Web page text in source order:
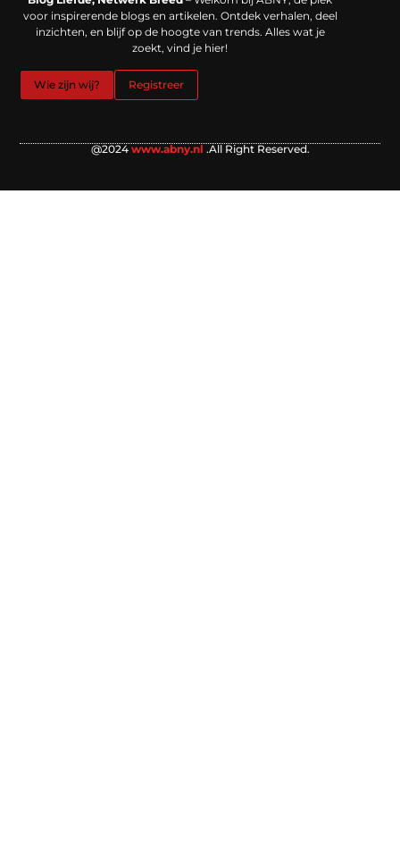
voor inspirerende blogs en artikelen. Ontdek verhalen, deel
inzichten, en blijf op de hoogte van trends. Alles wat je
zoekt, vind je hier!
Wie zijn wij? Registreer
@2024 www.abny.nl .All Right Reserved.